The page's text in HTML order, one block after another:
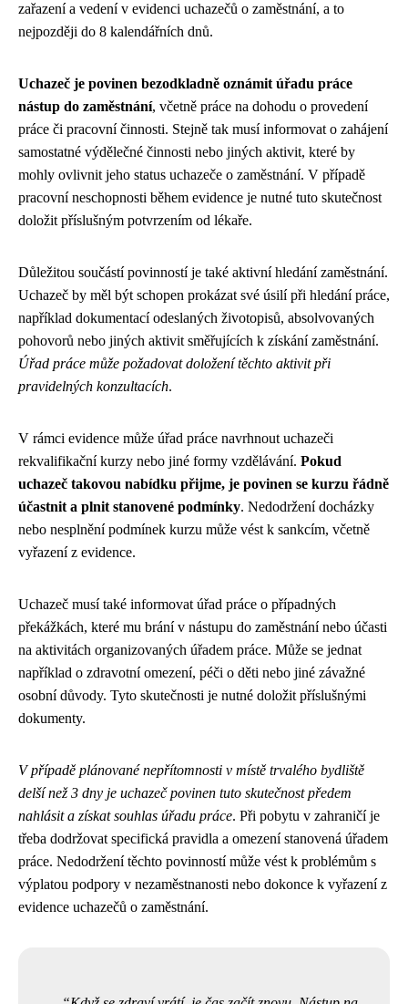
zařazení a vedení v evidenci uchazečů o zaměstnání, a to
nejpozději do 8 kalendářních dnů.
Uchazeč je povinen bezodkladně oznámit úřadu práce
nástup do zaměstnání, včetně práce na dohodu o provedení
práce či pracovní činnosti. Stejně tak musí informovat o zahájení
samostatné výdělečné činnosti nebo jiných aktivit, které by
mohly ovlivnit jeho status uchazeče o zaměstnání. V případě
pracovní neschopnosti během evidence je nutné tuto skutečnost
doložit příslušným potvrzením od lékaře.
Důležitou součástí povinností je také aktivní hledání zaměstnání.
Uchazeč by měl být schopen prokázat své úsilí při hledání práce,
například dokumentací odeslaných životopisů, absolvovaných
pohovorů nebo jiných aktivit směřujících k získání zaměstnání.
Úřad práce může požadovat doložení těchto aktivit při
pravidelných konzultacích.
V rámci evidence může úřad práce navrhnout uchazeči
rekvalifikační kurzy nebo jiné formy vzdělávání. Pokud
uchazeč takovou nabídku přijme, je povinen se kurzu řádně
účastnit a plnit stanovené podmínky. Nedodržení docházky
nebo nesplnění podmínek kurzu může vést k sankcím, včetně
vyřazení z evidence.
Uchazeč musí také informovat úřad práce o případných
překážkách, které mu brání v nástupu do zaměstnání nebo účasti
na aktivitách organizovaných úřadem práce. Může se jednat
například o zdravotní omezení, péči o děti nebo jiné závažné
osobní důvody. Tyto skutečnosti je nutné doložit příslušnými
dokumenty.
V případě plánované nepřítomnosti v místě trvalého bydliště
delší než 3 dny je uchazeč povinen tuto skutečnost předem
nahlásit a získat souhlas úřadu práce. Při pobytu v zahraničí je
třeba dodržovat specifická pravidla a omezení stanovená úřadem
práce. Nedodržení těchto povinností může vést k problémům s
výplatou podpory v nezaměstnanosti nebo dokonce k vyřazení z
evidence uchazečů o zaměstnání.